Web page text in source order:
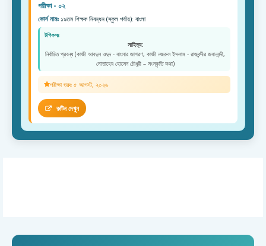
পরীক্ষা - ০২
কোর্স নামঃ ১৯তম শিক্ষক নিবন্ধন (স্কুল পর্যায়): বাংলা
টপিকসঃ
সাহিত্য:
নির্বাচিত প্রবন্ধ (কাজী আবদুল ওদুদ - বাংলার জাগরণ, কাজী নজরুল ইসলাম - রাজবন্দীর জবানবন্দী,
মোতাহের হোসেন চৌধুরী – সংস্কৃতি কথা)
পরীক্ষা শুরুঃ ৫ আগস্ট, ২০২৬
রুটিন দেখুন